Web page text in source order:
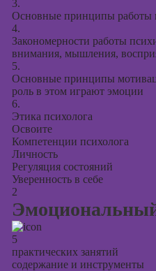
3.
Основные принципы работы
4.
Закономерности работы
внимания, мышления,
5.
Основные принципы
роль в этом играют эмоции
6.
Этика психолога
Освоите
Компетенции психолога
Личность
Регуляция состояний
Уверенность в себе
2
5
практических занятий
содержание и инструменты